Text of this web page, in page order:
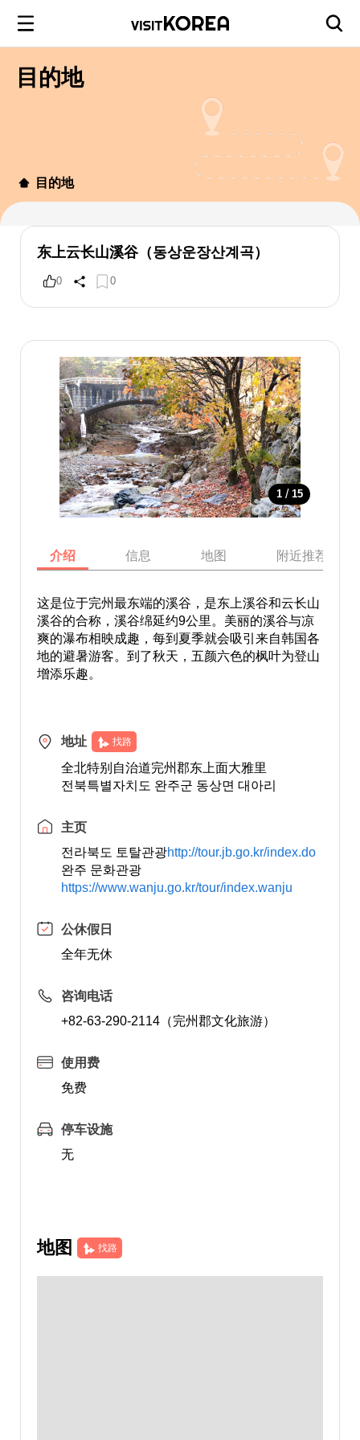
目的地
目的地
东上云长山溪谷（동상운장산계곡）
0 0
1 / 15
介绍 信息 地图 附近推荐景点
这是位于完州最东端的溪谷，是东上溪谷和云长山
溪谷的合称，溪谷绵延约9公里。美丽的溪谷与凉
爽的瀑布相映成趣，每到夏季就会吸引来自韩国各
地的避暑游客。到了秋天，五颜六色的枫叶为登山
增添乐趣。
地址 找路
全北特别自治道完州郡东上面大雅里
전북특별자치도 완주군 동상면 대아리
主页
전라북도 토탈관광http://tour.jb.go.kr/index.do
완주 문화관광
https://www.wanju.go.kr/tour/index.wanju
公休假日
全年无休
咨询电话
+82-63-290-2114（完州郡文化旅游）
使用费
免费
停车设施
无
地图 找路